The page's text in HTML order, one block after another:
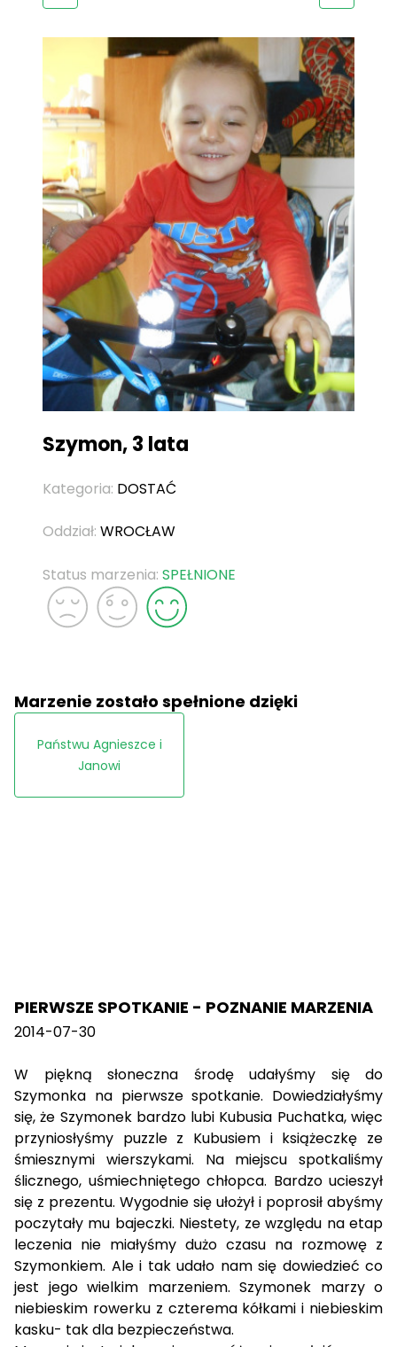
Szymon, 3 lata
Kategoria: DOSTAĆ
Oddział: WROCŁAW
Status marzenia: SPEŁNIONE
Marzenie zostało spełnione dzięki
Państwu Agnieszce i
Janowi
PIERWSZE SPOTKANIE - POZNANIE MARZENIA
2014-07-30
W piękną słoneczna środę udałyśmy się do
Szymonka na pierwsze spotkanie. Dowiedziałyśmy
się, że Szymonek bardzo lubi Kubusia Puchatka, więc
przyniosłyśmy puzzle z Kubusiem i książeczkę ze
śmiesznymi wierszykami. Na miejscu spotkaliśmy
ślicznego, uśmiechniętego chłopca. Bardzo ucieszył
się z prezentu. Wygodnie się ułożył i poprosił abyśmy
poczytały mu bajeczki. Niestety, ze względu na etap
leczenia nie miałyśmy dużo czasu na rozmowę z
Szymonkiem. Ale i tak udało nam się dowiedzieć co
jest jego wielkim marzeniem. Szymonek marzy o
niebieskim rowerku z czterema kółkami i niebieskim
kasku- tak dla bezpieczeństwa.